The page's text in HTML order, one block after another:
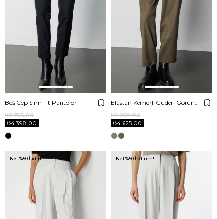
Beş Cep Slim Fit Pantolon
₺4.398,00
₺8.795,00
Elastan Kemerli Güderi Görünümlü Pantolon
₺4.625,00
₺9.250,00
Net %50 İndirim! Net %50 İndirim!